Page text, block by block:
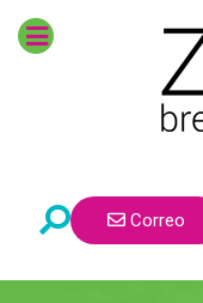
Correo